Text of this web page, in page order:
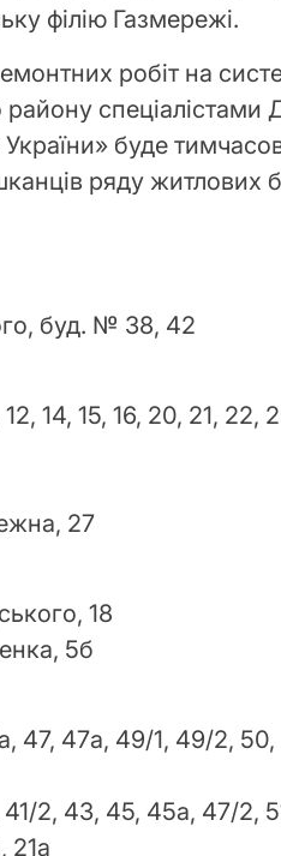
філію Газмережі.
робіт на
спеціалістами
України» буде
ряду житлових
буд. № 38, 42
14, 15, 16, 20, 21, 22,
27
18
5б
47, 47а, 49/1, 49/2,
2, 43, 45, 45а, 47/2,
21а